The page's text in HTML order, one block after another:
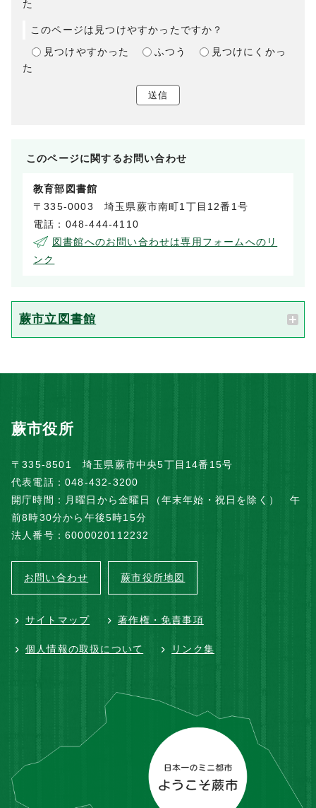
た
このページは見つけやすかったですか？
見つけやすかった
ふつう
見つけにくかっ
た
送信
このページに関するお問い合わせ
教育部図書館
〒335-0003 埼玉県蕨市南町1丁目12番1号
電話：048-444-4110
図書館へのお問い合わせは専用フォームへのリ
ンク
蕨市立図書館
蕨市役所
〒335-8501 埼玉県蕨市中央5丁目14番15号
代表電話：048-432-3200
開庁時間：月曜日から金曜日（年末年始・祝日を除く） 午
前8時30分から午後5時15分
法人番号：6000020112232
お問い合わせ 蕨市役所地図
サイトマップ 著作権・免責事項
個人情報の取扱について リンク集